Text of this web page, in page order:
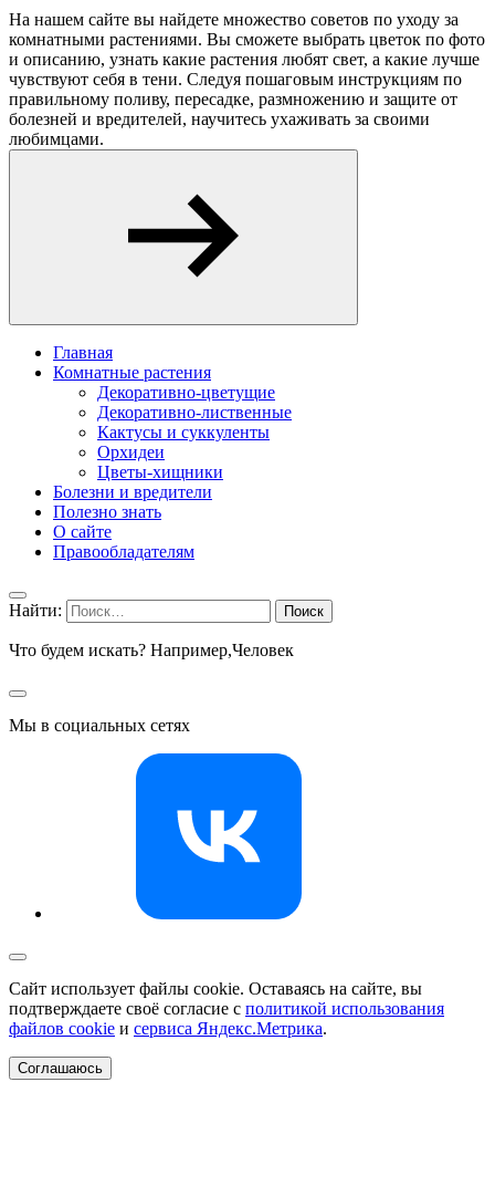
На нашем сайте вы найдете множество советов по уходу за
комнатными растениями. Вы сможете выбрать цветок по фото
и описанию, узнать какие растения любят свет, а какие лучше
чувствуют себя в тени. Следуя пошаговым инструкциям по
правильному поливу, пересадке, размножению и защите от
болезней и вредителей, научитесь ухаживать за своими
любимцами.
Главная
Комнатные растения
Декоративно-цветущие
Декоративно-лиственные
Кактусы и суккуленты
Орхидеи
Цветы-хищники
Болезни и вредители
Полезно знать
О сайте
Правообладателям
Найти:
Что будем искать? Например,Человек
Мы в социальных сетях
Сайт использует файлы cookie. Оставаясь на сайте, вы
подтверждаете своё согласие с политикой использования
файлов cookie и сервиса Яндекс.Метрика.
Соглашаюсь